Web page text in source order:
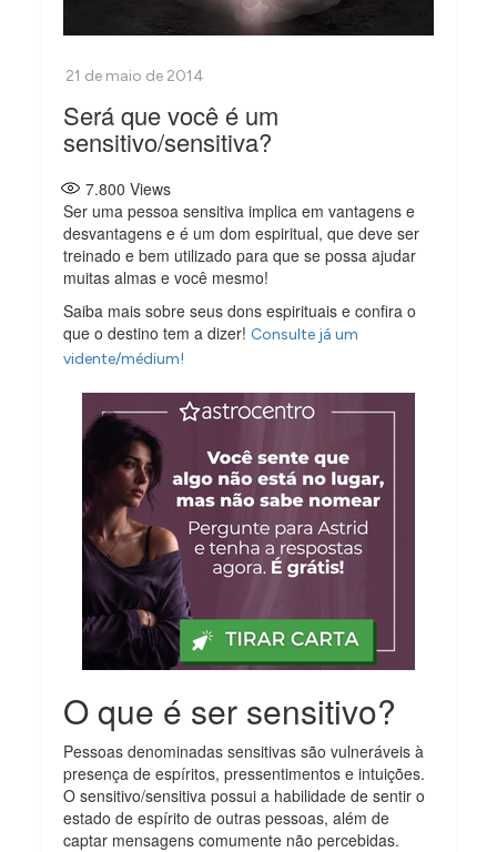
Será que você é um
sensitivo/sensitiva?
7.800 Views
Ser uma pessoa sensitiva implica em vantagens e
desvantagens e é um dom espiritual, que deve ser
treinado e bem utilizado para que se possa ajudar
muitas almas e você mesmo!
Saiba mais sobre seus dons espirituais e confira o
que o destino tem a dizer! Consulte já um
vidente/médium!
O que é ser sensitivo?
Pessoas denominadas sensitivas são vulneráveis à
presença de espíritos, pressentimentos e intuições.
O sensitivo/sensitiva possui a habilidade de sentir o
estado de espírito de outras pessoas, além de
captar mensagens comumente não percebidas.